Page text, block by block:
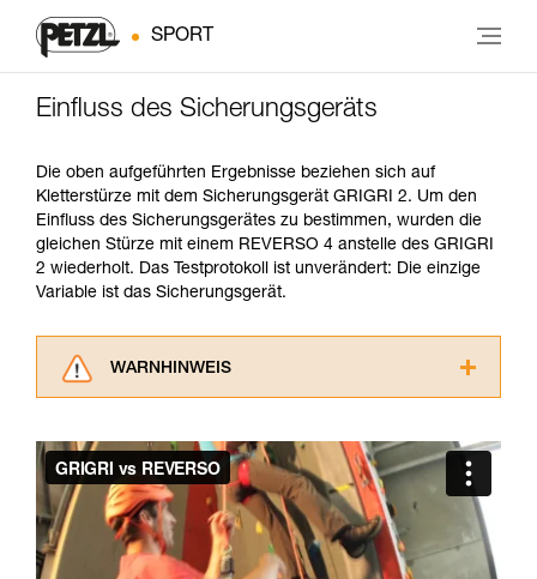
SPORT
Einfluss des Sicherungsgeräts
Die oben aufgeführten Ergebnisse beziehen sich auf
Kletterstürze mit dem Sicherungsgerät GRIGRI 2. Um den
Einfluss des Sicherungsgerätes zu bestimmen, wurden die
gleichen Stürze mit einem REVERSO 4 anstelle des GRIGRI
2 wiederholt. Das Testprotokoll ist unverändert: Die einzige
Variable ist das Sicherungsgerät.
WARNHINWEIS
aufmerksam durch, bevor Sie diesen zu Rate
ziehen. Um diese Zusatzinformationen
verstehen zu können, müssen Sie zuerst die in
der Gebrauchsanweisung enthaltenen
Informationen richtig verstanden haben.